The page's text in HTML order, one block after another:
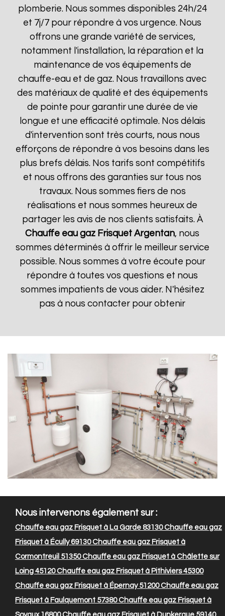
plomberie. Nous sommes disponibles 24h/24
et 7j/7 pour répondre à vos urgence. Nous
offrons une grande variété de services,
notamment l'installation, la réparation et la
maintenance de vos équipements de
chauffe-eau et de gaz. Nous travaillons avec
des matériaux de qualité et des équipements
de pointe pour garantir une durée de vie
longue et une efficacité optimale. Nos délais
d'intervention sont très courts, nous nous
efforçons de répondre à vos besoins dans les
plus brefs délais. Nos tarifs sont compétitifs
et nous offrons des garanties sur tous nos
travaux. Nous sommes fiers de nos
réalisations et nous sommes heureux de
partager les avis de nos clients satisfaits. À
Chauffe eau gaz Frisquet Argentan, nous
sommes déterminés à offrir le meilleur service
possible. Nous sommes à votre écoute pour
répondre à toutes vos questions et nous
sommes impatients de vous aider. N'hésitez
pas à nous contacter pour obtenir
Nous intervenons également sur :
Chauffe eau gaz Frisquet à La Garde 83130Chauffe eau gaz
Frisquet à Écully 69130Chauffe eau gaz Frisquet à
Cormontreuil 51350Chauffe eau gaz Frisquet à Châlette sur
Loing 45120Chauffe eau gaz Frisquet à Pithiviers 45300
Chauffe eau gaz Frisquet à Épernay 51200Chauffe eau gaz
Frisquet à Faulquemont 57380Chauffe eau gaz Frisquet à